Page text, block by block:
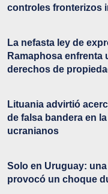
controles fronterizos
La nefasta ley de
Ramaphosa
derechos de
Lituania advirtió
de falsa bandera en
ucranianos
Solo en Uruguay:
provocó un choque